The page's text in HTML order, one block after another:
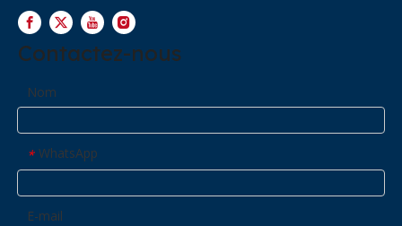
Contactez-nous
Nom
* WhatsApp
E-mail